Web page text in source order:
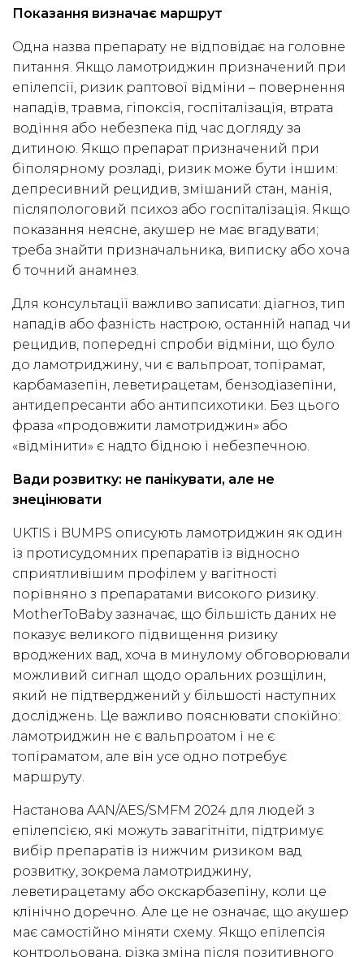
Показання визначає маршрут
Одна назва препарату не відповідає на головне
питання. Якщо ламотриджин призначений при
епілепсії, ризик раптової відміни – повернення
нападів, травма, гіпоксія, госпіталізація, втрата
водіння або небезпека під час догляду за
дитиною. Якщо препарат призначений при
біполярному розладі, ризик може бути іншим:
депресивний рецидив, змішаний стан, манія,
післяпологовий психоз або госпіталізація. Якщо
показання неясне, акушер не має вгадувати;
треба знайти призначальника, виписку або хоча
б точний анамнез.
Для консультації важливо записати: діагноз, тип
нападів або фазність настрою, останній напад чи
рецидив, попередні спроби відміни, що було
до ламотриджину, чи є вальпроат, топірамат,
карбамазепін, леветирацетам, бензодіазепіни,
антидепресанти або антипсихотики. Без цього
фраза «продовжити ламотриджин» або
«відмінити» є надто бідною і небезпечною.
Вади розвитку: не панікувати, але не
знецінювати
UKTIS і BUMPS описують ламотриджин як один
із протисудомних препаратів із відносно
сприятливішим профілем у вагітності
порівняно з препаратами високого ризику.
MotherToBaby зазначає, що більшість даних не
показує великого підвищення ризику
вроджених вад, хоча в минулому обговорювали
можливий сигнал щодо оральних розщілин,
який не підтверджений у більшості наступних
досліджень. Це важливо пояснювати спокійно:
ламотриджин не є вальпроатом і не є
топіраматом, але він усе одно потребує
маршруту.
Настанова AAN/AES/SMFM 2024 для людей з
епілепсією, які можуть завагітніти, підтримує
вибір препаратів із нижчим ризиком вад
розвитку, зокрема ламотриджину,
леветирацетаму або окскарбазепіну, коли це
клінічно доречно. Але це не означає, що акушер
має самостійно міняти схему. Якщо епілепсія
контрольована, різка зміна після позитивного